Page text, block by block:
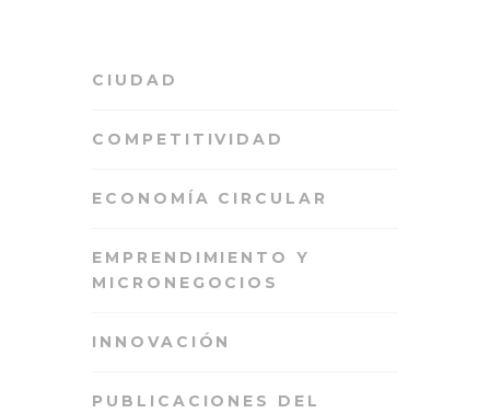
CIUDAD
COMPETITIVIDAD
ECONOMÍA CIRCULAR
EMPRENDIMIENTO Y
MICRONEGOCIOS
INNOVACIÓN
PUBLICACIONES DEL